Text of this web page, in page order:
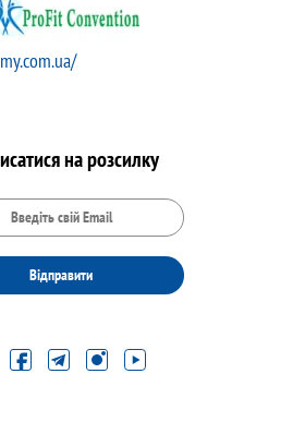
на розсилку
Відправити